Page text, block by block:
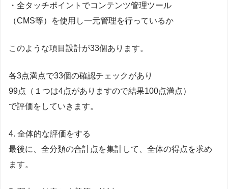
・全タッチポイントでコンテンツ管理ツール
（CMS等）を使用し一元管理を行っているか
このような項目設計が33個あります。
各3点満点で33個の確認チェックがあり
99点（１つは4点がありますので結果100点満点）
で評価をしていきます。
4. 全体的な評価をする
最後に、全分類の合計点を集計して、全体の得点を求め
ます。